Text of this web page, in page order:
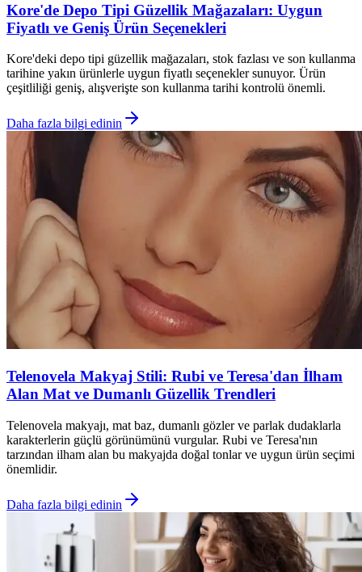
Kore'de Depo Tipi Güzellik Mağazaları: Uygun
Fiyatlı ve Geniş Ürün Seçenekleri
Kore'deki depo tipi güzellik mağazaları, stok fazlası ve son kullanma
tarihine yakın ürünlerle uygun fiyatlı seçenekler sunuyor. Ürün
çeşitliliği geniş, alışverişte son kullanma tarihi kontrolü önemli.
Daha fazla bilgi edinin
Telenovela Makyaj Stili: Rubi ve Teresa'dan İlham
Alan Mat ve Dumanlı Güzellik Trendleri
Telenovela makyajı, mat baz, dumanlı gözler ve parlak dudaklarla
karakterlerin güçlü görünümünü vurgular. Rubi ve Teresa'nın
tarzından ilham alan bu makyajda doğal tonlar ve uygun ürün seçimi
önemlidir.
Daha fazla bilgi edinin